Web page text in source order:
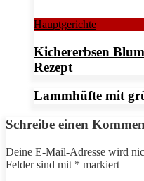
Hauptgerichte
Kichererbsen
Rezept
Lammhüfte mit
Schreibe einen
Deine E-Mail-Adresse wird
Felder sind mit * markiert